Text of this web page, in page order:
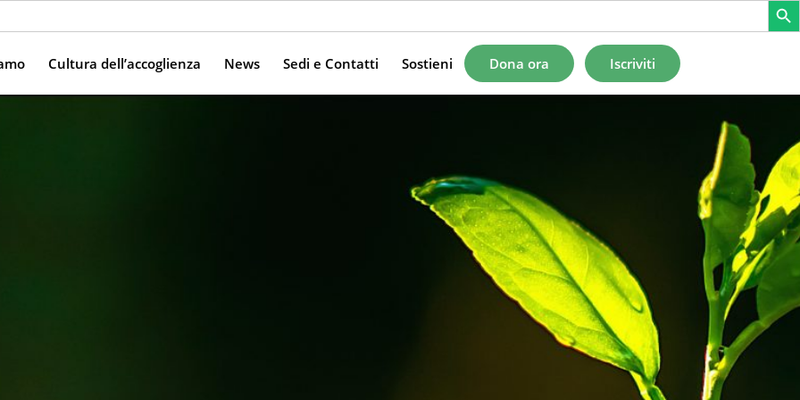
Cultura dell’accoglienza News Sedi e Contatti Sostieni Dona ora Iscriviti